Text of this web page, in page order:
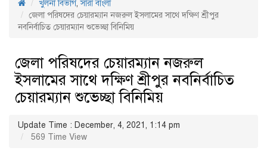
খুলনা বিভাগ,সারা বাংলা
জেলা পরিষদের চেয়ারম্যান নজরুল ইসলামের সাথে দক্ষিণ শ্রীপুর
নবনির্বাচিত চেয়ারম্যান শুভেচ্ছা বিনিমিয়
জেলা পরিষদের চেয়ারম্যান নজরুল
ইসলামের সাথে দক্ষিণ শ্রীপুর নবনির্বাচিত
চেয়ারম্যান শুভেচ্ছা বিনিমিয়
Update Time : December, 4, 2021, 1:14 pm
569 Time View